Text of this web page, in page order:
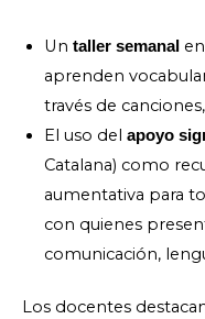
Un taller semanal
aprenden
través de
El uso del apoyo
Catalana) como
aumentativa para
con quienes
comunicación,
Los docentes